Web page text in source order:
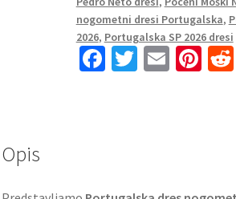
Gostujoči
količina
nogometni dresi Portugalska,
2026, Portugalska SP 2026 dresi
Fa
k
T E Pi
Opis